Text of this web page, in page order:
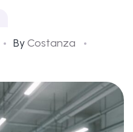
ByCostanza